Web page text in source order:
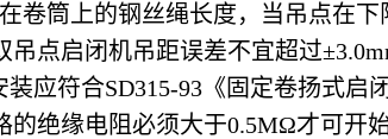
筒上的钢丝绳长度，当吊点在下
启闭机吊距误差不宜超过
应符合SD315-93《固定卷扬式
绝缘电阻必须大于0.5MΩ才可开